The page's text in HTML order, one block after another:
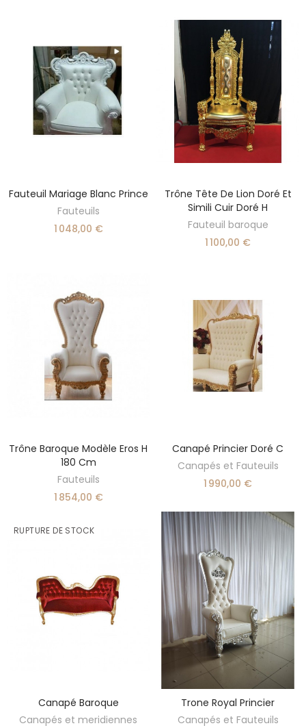
SÉLECTIONNER UNE OPTION
Fauteuil Mariage Blanc Prince
Fauteuils
1 048,00 €
AJOUTER AU PANIER
Trône Tête De Lion Doré Et
Simili Cuir Doré H
Fauteuil baroque
1 100,00 €
AJOUTER AU PANIER
Trône Baroque Modèle Eros H
180 Cm
Fauteuils
1 854,00 €
AJOUTER AU PANIER
Canapé Princier Doré C
Canapés et Fauteuils
1 990,00 €
RUPTURE DE STOCK
DÉCOUVRIR
Canapé Baroque
Canapés et meridiennes
AJOUTER AU PANIER
Trone Royal Princier
Canapés et Fauteuils